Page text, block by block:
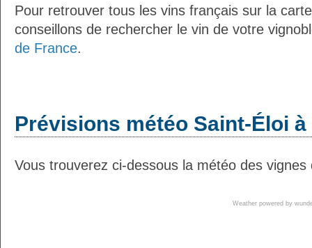
Pour retrouver tous les vins français sur la
conseillons de rechercher le vin de votre
de France.
Prévisions météo Saint-Éloi
Vous trouverez ci-dessous la météo des
Weather powered by